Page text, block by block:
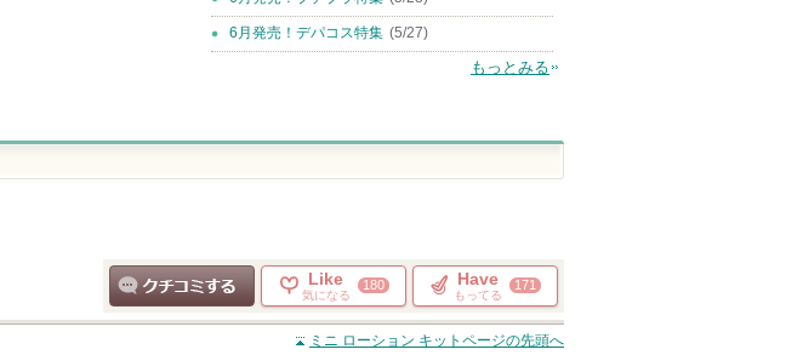
6月発売！デパコス特集 (5/27)
もっとみる
クチコミする
Like
気になる
180 Have
もってる
171
ミニ ローション キット ページの先頭へ